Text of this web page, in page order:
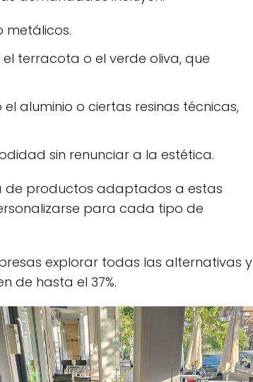
terracota o el verde oliva, que
el aluminio o ciertas resinas técnicas,
sin renunciar a la estética.
de productos adaptados a estas
para cada tipo de
explorar todas las alternativas y
de hasta el 37%.